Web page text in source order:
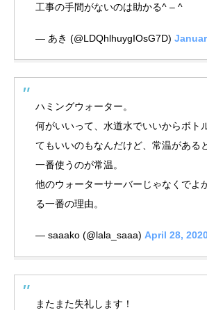
工事の手間がないのは助かる^ – ^
— あき (@LDQhlhuygIOsG7D)
ハミングウォーター。
何がいいって、水道水でいいからボト
てもいいのもなんだけど、常温がある
一番使うのが常温。
他のウォーターサーバーじゃなくでよ
る一番の理由。
— saaako (@lala_saaa) April 28,
またまた失礼します！